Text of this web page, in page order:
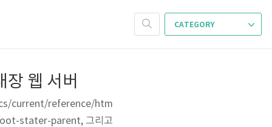
CATEGORY
웹 서버
current/reference/htm
stater-parent, 그리고